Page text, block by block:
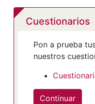
Cuestionarios
Pon a prueba
nuestros
Continuar